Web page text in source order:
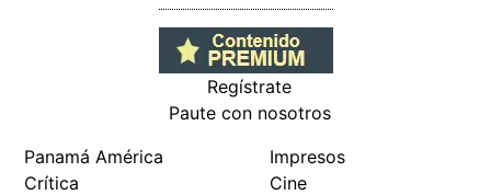
Regístrate
Paute con nosotros
Panamá América
Crítica
Impresos
Cine